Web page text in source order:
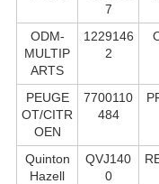
7
ODM-
MULTIP
ARTS
1229146
2
PEUGE
OT/CITR
OEN
7700110
484
Quinton
Hazell
QVJ140
0